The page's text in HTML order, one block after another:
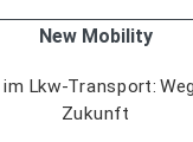
New Mobility